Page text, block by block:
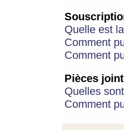
Quelle est
Comment
Comment
Pièces
Quelles
Comment